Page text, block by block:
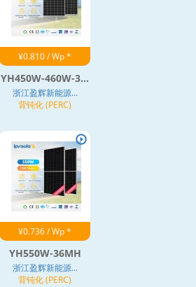
¥0.810 / Wp *
YH450W-460W-3...
浙江盈辉新能源...
背钝化 (PERC)
¥0.736 / Wp *
YH550W-36MH
浙江盈辉新能源...
背钝化 (PERC)